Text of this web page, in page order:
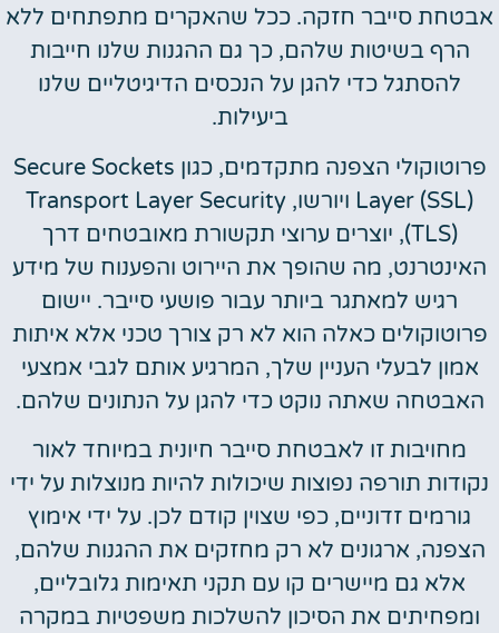
אבטחת סייבר חזקה. ככל שהאקרים מתפתחים ללא
הרף בשיטות שלהם, כך גם ההגנות שלנו חייבות
להסתגל כדי להגן על הנכסים הדיגיטליים שלנו
ביעילות.
פרוטוקולי הצפנה מתקדמים, כגון Secure Sockets
Layer (SSL) ויורשו, Transport Layer Security
(TLS), יוצרים ערוצי תקשורת מאובטחים דרך
האינטרנט, מה שהופך את היירוט והפענוח של מידע
רגיש למאתגר ביותר עבור פושעי סייבר. יישום
פרוטוקולים כאלה הוא לא רק צורך טכני אלא איתות
אמון לבעלי העניין שלך, המרגיע אותם לגבי אמצעי
האבטחה שאתה נוקט כדי להגן על הנתונים שלהם.
מחויבות זו לאבטחת סייבר חיונית במיוחד לאור
נקודות תורפה נפוצות שיכולות להיות מנוצלות על ידי
גורמים זדוניים, כפי שצוין קודם לכן. על ידי אימוץ
הצפנה, ארגונים לא רק מחזקים את ההגנות שלהם,
אלא גם מיישרים קו עם תקני תאימות גלובליים,
ומפחיתים את הסיכון להשלכות משפטיות במקרה